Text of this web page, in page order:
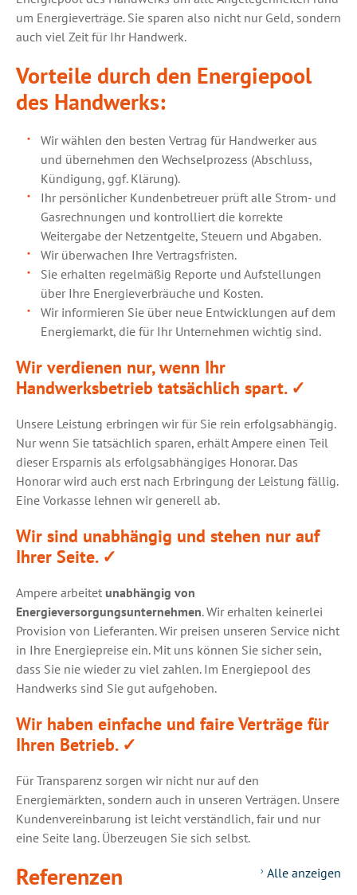
um Energieverträge. Sie sparen also nicht nur Geld, sondern
auch viel Zeit für Ihr Handwerk.
Vorteile durch den Energiepool
des Handwerks:
Wir wählen den besten Vertrag für Handwerker aus
und übernehmen den Wechselprozess (Abschluss,
Kündigung, ggf. Klärung).
Ihr persönlicher Kundenbetreuer prüft alle Strom- und
Gasrechnungen und kontrolliert die korrekte
Weitergabe der Netzentgelte, Steuern und Abgaben.
Wir überwachen Ihre Vertragsfristen.
Sie erhalten regelmäßig Reporte und Aufstellungen
über Ihre Energieverbräuche und Kosten.
Wir informieren Sie über neue Entwicklungen auf dem
Energiemarkt, die für Ihr Unternehmen wichtig sind.
Wir verdienen nur, wenn Ihr
Handwerksbetrieb tatsächlich spart. ✓
Unsere Leistung erbringen wir für Sie rein erfolgsabhängig.
Nur wenn Sie tatsächlich sparen, erhält Ampere einen Teil
dieser Ersparnis als erfolgsabhängiges Honorar. Das
Honorar wird auch erst nach Erbringung der Leistung fällig.
Eine Vorkasse lehnen wir generell ab.
Wir sind unabhängig und stehen nur auf
Ihrer Seite. ✓
Ampere arbeitet unabhängig von
Energieversorgungsunternehmen. Wir erhalten keinerlei
Provision von Lieferanten. Wir preisen unseren Service nicht
in Ihre Energiepreise ein. Mit uns können Sie sicher sein,
dass Sie nie wieder zu viel zahlen. Im Energiepool des
Handwerks sind Sie gut aufgehoben.
Wir haben einfache und faire Verträge für
Ihren Betrieb. ✓
Für Transparenz sorgen wir nicht nur auf den
Energiemärkten, sondern auch in unseren Verträgen. Unsere
Kundenvereinbarung ist leicht verständlich, fair und nur
eine Seite lang. Überzeugen Sie sich selbst.
Referenzen Alle anzeigen